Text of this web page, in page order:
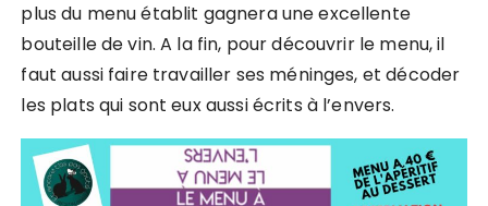
plus du menu établit gagnera une excellente
bouteille de vin. A la fin, pour découvrir le menu, il
faut aussi faire travailler ses méninges, et décoder
les plats qui sont eux aussi écrits à l’envers.